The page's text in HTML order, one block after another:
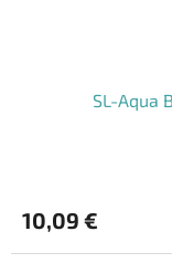
SL-Aqua
10,09 €